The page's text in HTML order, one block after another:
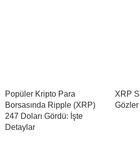
Popüler Kripto Para
Borsasında Ripple (XRP)
247 Doları Gördü: İşte
Detaylar
XRP
Gözler